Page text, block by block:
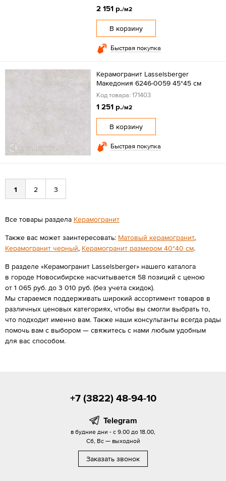
2 151 р./м2
В корзину
Быстрая покупка
Керамогранит Lasselsberger
Македония 6246-0059 45*45 см
Код товара: 171403
1 251 р./м2
В корзину
Быстрая покупка
1 2 3
Все товары раздела Керамогранит
Также вас может заинтересовать: Матовый керамогранит,
Керамогранит черный, Керамогранит размером 40*40 см.
В разделе «Керамогранит Lasselsberger» нашего каталога
в городе Новосибирске насчитывается 58 позиций с ценою
от 1 065 руб. до 3 010 руб. (без учета скидок).
Мы стараемся поддерживать широкий ассортимент товаров в
различных ценовых категориях, чтобы вы смогли выбрать то,
что подходит именно вам. Также наши консультанты всегда рады
помочь вам с выбором — свяжитесь с нами любым удобным
для вас способом.
+7 (3822) 48-94-10
Telegram
в будние дни - с 9.00 до 18.00,
Сб, Вс — выходной
Заказать звонок